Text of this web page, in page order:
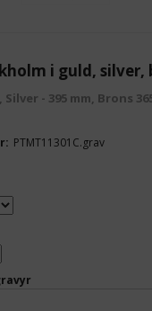
i guld, silver,
Silver - 395 mm, Brons
PTMT11301C.grav